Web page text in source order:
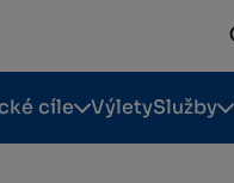
cíle VýletySlužby